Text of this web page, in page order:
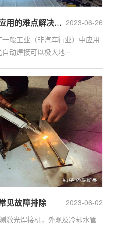
2023-06-26
机器人自动焊接在工业应用的难点解决方案？
般工业（非汽车行业）中应用
动焊接可以极大地···
2023-06-02
见故障排除
激光焊接机，外观及冷却水管